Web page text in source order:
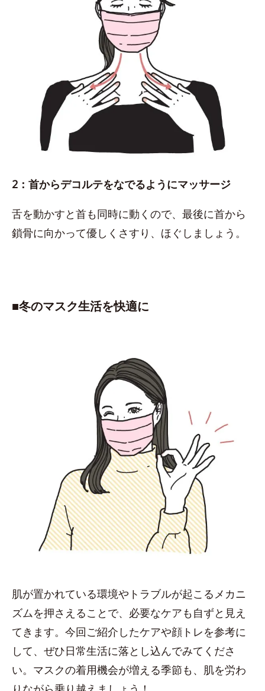
2：首からデコルテをなでるようにマッサージ
舌を動かすと首も同時に動くので、最後に首から
鎖骨に向かって優しくさすり、ほぐしましょう。
■​冬のマスク生活を快適に
肌が置かれている環境やトラブルが起こるメカニ
ズムを押さえることで、必要なケアも自ずと見え
てきます。今回ご紹介したケアや顔トレを参考に
して、ぜひ日常生活に落とし込んでみてくださ
い。マスクの着用機会が増える季節も、肌を労わ